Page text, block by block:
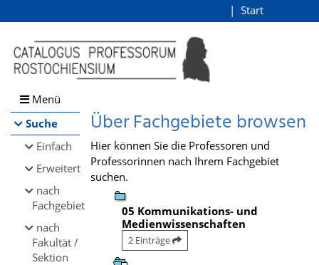
Browsen
direkt zum Inhalt
Start
Menü
Suche
Einfach
Erweitert
nach
Fachgebiet
nach
Fakultät /
Sektion
Über Fachgebiete browsen
Hier können Sie die Professoren und
Professorinnen nach Ihrem Fachgebiet
suchen.
05 Kommunikations- und
Medienwissenschaften
2 Einträge